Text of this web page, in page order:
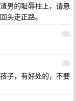
男的耻辱柱上，请悬
头走正路。
72
73
子，有好处的，不要